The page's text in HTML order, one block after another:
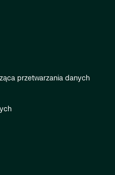
przetwarzania danych